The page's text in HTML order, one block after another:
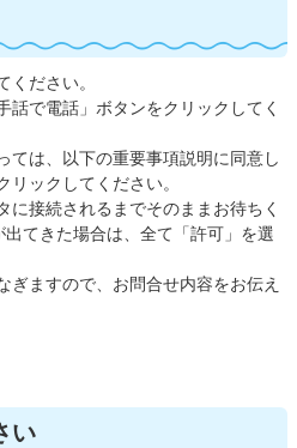
ださい。
で電話」ボタンをクリックしてく
ては、以下の重要事項説明に同意し
ックしてください。
接続されるまでそのままお待ちく
てきた場合は、全て「許可」を選
ますので、お問合せ内容をお伝え
い